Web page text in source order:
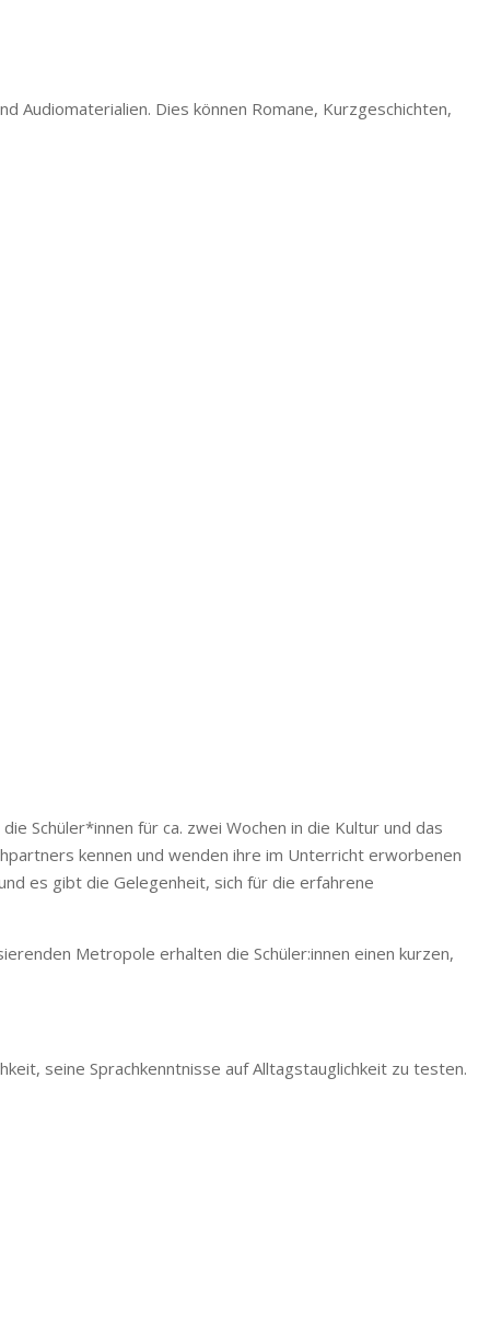
Audiomaterialien. Dies können Romane, Kurzgeschichten,
Schüler*innen für ca. zwei Wochen in die Kultur und das
kennen und wenden ihre im Unterricht erworbenen
es gibt die Gelegenheit, sich für die erfahrene
Metropole erhalten die Schüler:innen einen kurzen,
seine Sprachkenntnisse auf Alltagstauglichkeit zu testen.